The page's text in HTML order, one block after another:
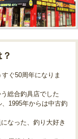
ぐ50周年になりま
総合釣具店でした
1995年からは中古釣
なった、釣り大好き